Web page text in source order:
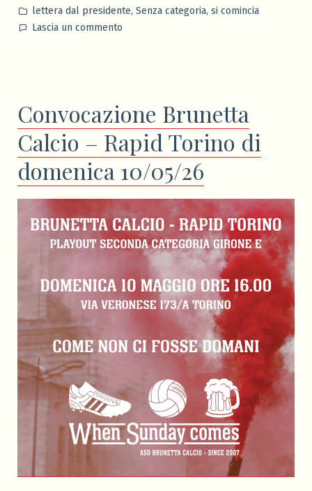
da
Pubblicato
in
lettera dal presidente, Senza categoria, si comincia
Lascia un commento
Convocazione Brunetta
Calcio – Rapid Torino di
domenica 10/05/26